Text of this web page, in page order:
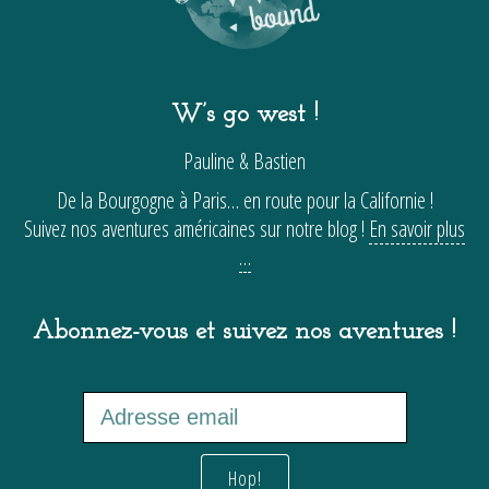
W’s go west !
Pauline & Bastien
De la Bourgogne à Paris… en route pour la Californie !
Suivez nos aventures américaines sur notre blog ! En savoir plus
…
Abonnez-vous et suivez nos aventures !